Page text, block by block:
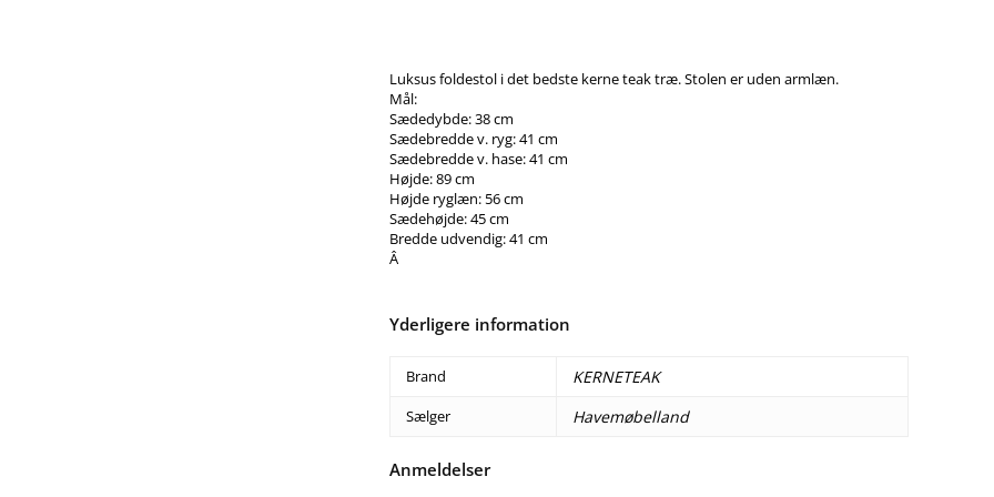
Luksus foldestol i det bedste kerne teak træ. Stolen er uden armlæn.
Mål:
Sædedybde: 38 cm
Sædebredde v. ryg: 41 cm
Sædebredde v. hase: 41 cm
Højde: 89 cm
Højde ryglæn: 56 cm
Sædehøjde: 45 cm
Bredde udvendig: 41 cm
Â
Yderligere information
Brand KERNETEAK
Sælger Havemøbelland
Anmeldelser